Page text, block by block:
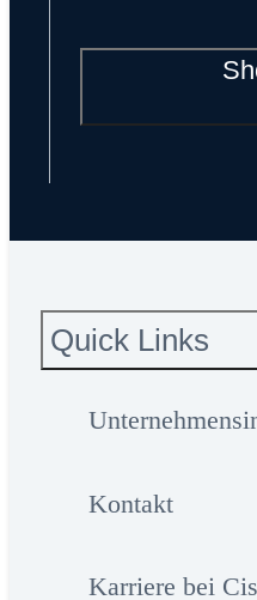
Quick Links
Kontakt
Karriere bei